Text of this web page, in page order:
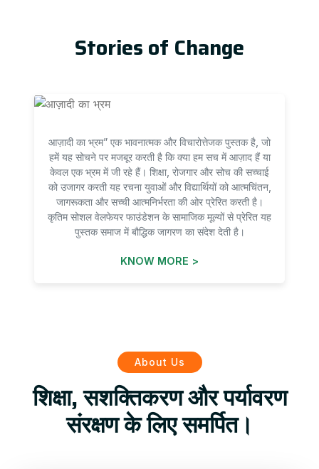
Stories of Change
आज़ादी का भ्रम” एक भावनात्मक और विचारोत्तेजक पुस्तक है, जो
हमें यह सोचने पर मजबूर करती है कि क्या हम सच में आज़ाद हैं या
केवल एक भ्रम में जी रहे हैं। शिक्षा, रोजगार और सोच की सच्चाई
को उजागर करती यह रचना युवाओं और विद्यार्थियों को आत्मचिंतन,
जागरूकता और सच्ची आत्मनिर्भरता की ओर प्रेरित करती है।
कृतिम सोशल वेलफेयर फाउंडेशन के सामाजिक मूल्यों से प्रेरित यह
पुस्तक समाज में बौद्धिक जागरण का संदेश देती है।
KNOW MORE >
About Us
शिक्षा, सशक्तिकरण और पर्यावरण
संरक्षण के लिए समर्पित।